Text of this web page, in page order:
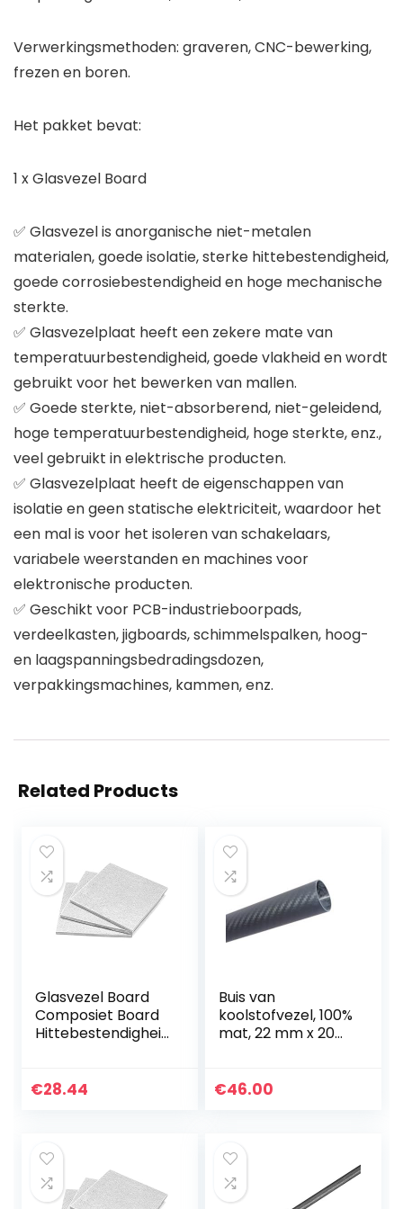
Verwerkingsmethoden: graveren, CNC-bewerking,
frezen en boren.
Het pakket bevat:
1 x Glasvezel Board
✅ Glasvezel is anorganische niet-metalen
materialen, goede isolatie, sterke hittebestendigheid,
goede corrosiebestendigheid en hoge mechanische
sterkte.
✅ Glasvezelplaat heeft een zekere mate van
temperatuurbestendigheid, goede vlakheid en wordt
gebruikt voor het bewerken van mallen.
✅ Goede sterkte, niet-absorberend, niet-geleidend,
hoge temperatuurbestendigheid, hoge sterkte, enz.,
veel gebruikt in elektrische producten.
✅ Glasvezelplaat heeft de eigenschappen van
isolatie en geen statische elektriciteit, waardoor het
een mal is voor het isoleren van schakelaars,
variabele weerstanden en machines voor
elektronische producten.
✅ Geschikt voor PCB-industrieboorpads,
verdeelkasten, jigboards, schimmelspalken, hoog-
en laagspanningsbedradingsdozen,
verpakkingsmachines, kammen, enz.
Related Products
Glasvezel Board
Composiet Board
Hittebestendigheid
Isolatie Pad,
€28.44
Buis van
koolstofvezel, 100%
mat, 22 mm x 20
€46.00